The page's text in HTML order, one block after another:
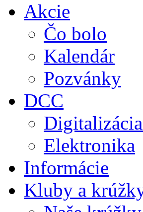
Akcie
Čo bolo
Kalendár
Pozvánky
DCC
Elektronika
Informácie
Kluby a